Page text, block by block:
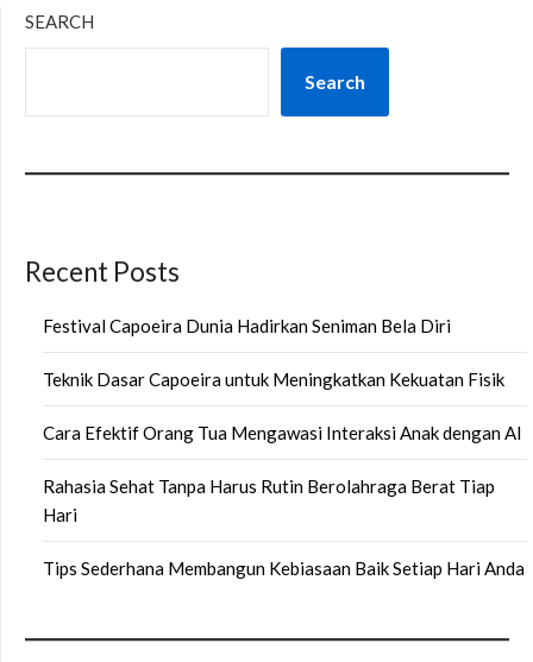
SEARCH
Search
Recent Posts
Festival Capoeira Dunia Hadirkan Seniman Bela Diri
Teknik Dasar Capoeira untuk Meningkatkan Kekuatan Fisik
Cara Efektif Orang Tua Mengawasi Interaksi Anak dengan AI
Rahasia Sehat Tanpa Harus Rutin Berolahraga Berat Tiap
Hari
Tips Sederhana Membangun Kebiasaan Baik Setiap Hari Anda